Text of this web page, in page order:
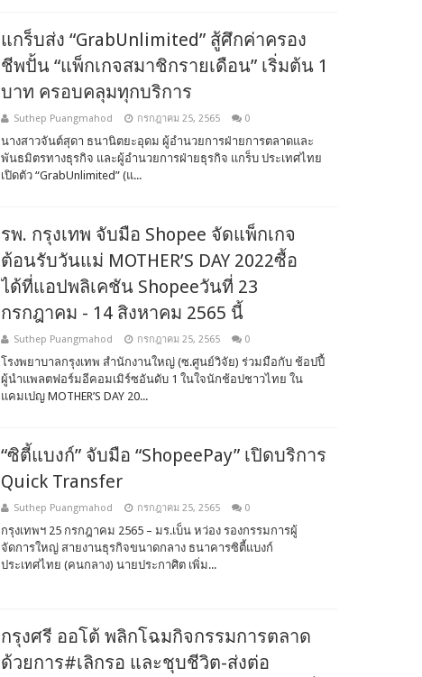
แกร็บส่ง “GrabUnlimited” สู้ศึกค่าครอง
ชีพปั้น “แพ็กเกจสมาชิกรายเดือน” เริ่มต้น 1
บาท ครอบคลุมทุกบริการ
Suthep Puangmahod กรกฎาคม 25, 2565 0
นางสาวจันต์สุดา ธนานิตยะอุดม ผู้อำนวยการฝ่ายการตลาดและ
พันธมิตรทางธุรกิจ และผู้อำนวยการฝ่ายธุรกิจ แกร็บ ประเทศไทย
เปิดตัว “GrabUnlimited” (แ...
รพ. กรุงเทพ จับมือ Shopee จัดแพ็กเกจ
ต้อนรับวันแม่ MOTHER’S DAY 2022ซื้อ
ได้ที่แอปพลิเคชัน Shopeeวันที่ 23
กรกฎาคม - 14 สิงหาคม 2565 นี้
Suthep Puangmahod กรกฎาคม 25, 2565 0
โรงพยาบาลกรุงเทพ สำนักงานใหญ่ (ซ.ศูนย์วิจัย) ร่วมมือกับ ช้อปปี้
ผู้นำแพลตฟอร์มอีคอมเมิร์ซอันดับ 1 ในใจนักช้อปชาวไทย ใน
แคมเปญ MOTHER’S DAY 20...
“ซิตี้แบงก์” จับมือ “ShopeePay” เปิดบริการ
Quick Transfer
Suthep Puangmahod กรกฎาคม 25, 2565 0
กรุงเทพฯ 25 กรกฎาคม 2565 – มร.เบ็น หว่อง รองกรรมการผู้
จัดการใหญ่ สายงานธุรกิจขนาดกลาง ธนาคารซิตี้แบงก์
ประเทศไทย (คนกลาง) นายประกาศิต เพิ่ม...
กรุงศรี ออโต้ พลิกโฉมกิจกรรมการตลาด
ด้วยการ#เลิกรอ และชุบชีวิต-ส่งต่อ